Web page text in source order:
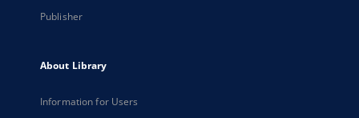
Publisher
About Library
Information for Users